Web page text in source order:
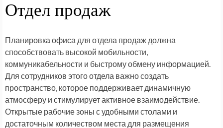
Отдел продаж
Планировка офиса для отдела продаж должна
способствовать высокой мобильности,
коммуникабельности и быстрому обмену информацией.
Для сотрудников этого отдела важно создать
пространство, которое поддерживает динамичную
атмосферу и стимулирует активное взаимодействие.
Открытые рабочие зоны с удобными столами и
достаточным количеством места для размещения